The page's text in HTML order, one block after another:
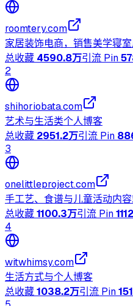
roomtery.com
家居装饰电商，销售美学寝
总收藏 4590.8万引流 Pin
2
shihoriobata.com
艺术与生活类个人博客
总收藏 2951.2万引流 Pin
3
onelittleproject.com
手工艺、食谱与儿童活动内
总收藏1100.3万引流 Pin1112
4
witwhimsy.com
生活方式与个人博客
总收藏1038.2万引流 Pin151